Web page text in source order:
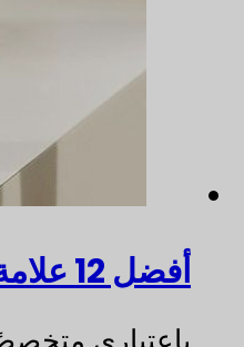
أفضل 12 علامة تجارية للفودكا في العالم (مع رؤى حول تصميم الزجاجات)